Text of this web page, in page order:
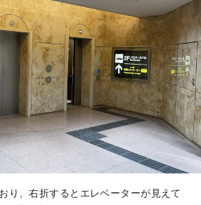
り、右折するとエレベーターが見えて